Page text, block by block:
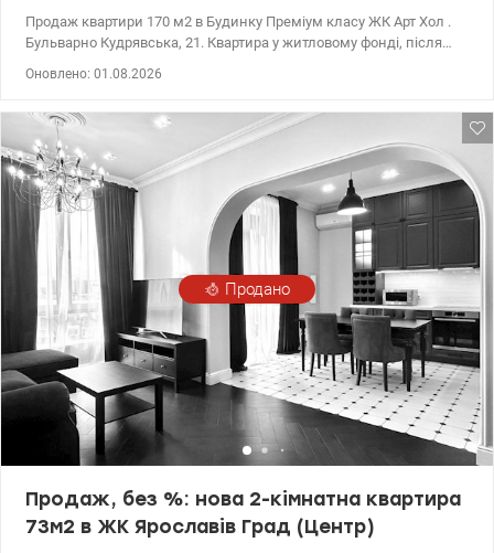
Продаж квартири 170 м2 в Будинку Преміум класу ЖК Арт Хол .
Бульварно Кудрявська, 21. Квартира у житловому фонді, після
майданчиком та трирівневий паркінг. Відеоспостереження, діє
електронна система доступу, охорона, ОСББ. Будинок
розташований у самому серці історичного Києва. Тихий та
затишний район, із чудовою інфраструктурою навколо
(навчальні заклади, сквери, прогулянкові зони, безліч магазинів
та зон відпочинку, в пішій доступності ботанічний сад та ст.м.
Університет – 8 хвилин, ст.м. Золоті Ворота – 12 хвилин).
Оновлено: 01.08.2026
Продано
Продаж, без %: нова 2-кімнатна квартира
73м2 в ЖК Ярославів Град (Центр)